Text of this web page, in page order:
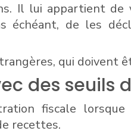
Il lui appartient de
échéant, de les
qui doivent
des seuils
fiscale
recettes.